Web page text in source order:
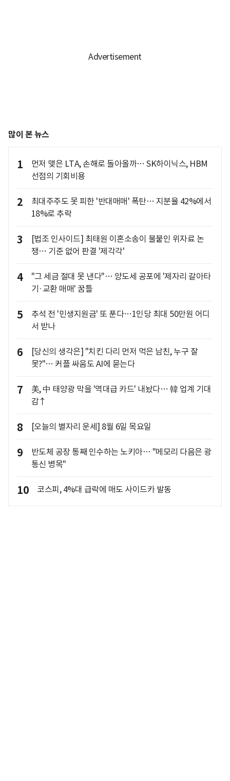
많이 본 뉴스
1
먼저 맺은 LTA, 손해로 돌아올까… SK하이닉스, HBM
선점의 기회비용
2
최대주주도 못 피한 '반대매매' 폭탄… 지분율 42%에서
18%로 추락
3
[법조 인사이드] 최태원 이혼소송이 불붙인 위자료 논
쟁… 기준 없어 판결 '제각각'
4
"그 세금 절대 못 낸다"… 양도세 공포에 '제자리 갈아타
기·교환 매매' 꿈틀
5
추석 전 '민생지원금' 또 푼다…1인당 최대 50만원 어디
서 받나
6
[당신의 생각은] "치킨 다리 먼저 먹은 남친, 누구 잘
못?"… 커플 싸움도 AI에 묻는다
7
美, 中 태양광 막을 '역대급 카드' 내놨다… 韓 업계 기대
감↑
8 [오늘의 별자리 운세] 8월 6일 목요일
9
반도체 공장 통째 인수하는 노키아… "메모리 다음은 광
통신 병목"
10 코스피, 4%대 급락에 매도 사이드카 발동